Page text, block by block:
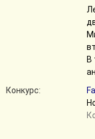
В
Конкурс: